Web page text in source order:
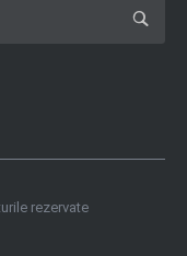
rezervate